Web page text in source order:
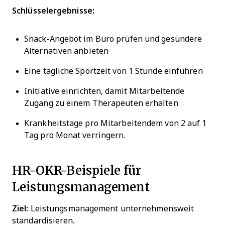
Schlüsselergebnisse:
Snack-Angebot im Büro prüfen und gesündere
Alternativen anbieten
Eine tägliche Sportzeit von 1 Stunde einführen
Initiative einrichten, damit Mitarbeitende
Zugang zu einem Therapeuten erhalten
Krankheitstage pro Mitarbeitendem von 2 auf 1
Tag pro Monat verringern.
HR-OKR-Beispiele für
Leistungsmanagement
Ziel: Leistungsmanagement unternehmensweit
standardisieren.